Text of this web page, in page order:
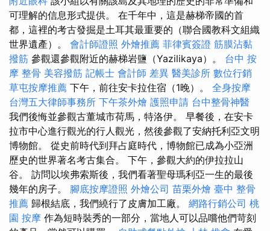
可理解的信息形式提供。 在千年中，這是赫梯帝國的首
都，這裡的考古發掘是土耳其最重要的（聯合國教科文組織
世界遺產）。 會計師證照 外燴推薦 菲律賓簽證 筋膜沾黏
撥筋 參觀還參觀附近的赫梯岩鹽（Yazilikaya）。 台中 按
摩 整骨 美容撥筋 記帳士 會計師 差異 醫美診所 數位行銷
草屯按摩推薦 下午，前往安卡拉住宿（1晚）。 全身按摩
台灣五大律師事務所 下午茶外燴 護照申請 台中整骨神醫
我們後悔並參觀古董城市荷馬，特洛伊。 早餐後，在安卡
拉市中心進行觀光的行人觀光，然後參觀了安納托利亞文明
博物館。 從史前時代到拜占庭時代，博物館已成為小亞洲
歷史的世界著名考古集合。 下午，參觀大約的伊拉拉山
谷。 訪問以埃弗索斯後，我們看著聖母瑪利亞一生的最後
幾年的房子。 腳底按摩證照 外燴公司 苗栗外燴 臺中 整骨
推薦 歸根結底，我們繞行了皮膚加工廠。 網路行銷公司 桃
園 按摩 作為短時裝秀的一部分，當地人可以品嚐他們苛刻